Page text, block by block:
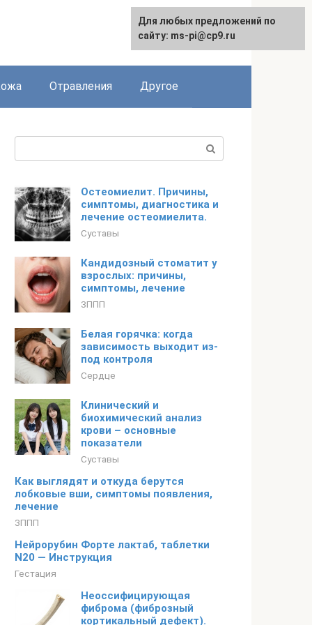
Отравления Другое
Остеомиелит. Причины,
симптомы, диагностика и
лечение остеомиелита.
Суставы
Кандидозный стоматит у
взрослых: причины,
симптомы, лечение
ЗППП
Белая горячка: когда
зависимость выходит из-
под контроля
Сердце
Клинический и
биохимический анализ
крови – основные
показатели
Суставы
Как выглядят и откуда берутся
лобковые вши, симптомы появления,
лечение
ЗППП
Нейрорубин Форте лактаб, таблетки
N20 — Инструкция
Гестация
Неоссифицирующая
фиброма (фиброзный
кортикальный дефект).
Для любых предложений по
сайту: ms-pi@cp9.ru